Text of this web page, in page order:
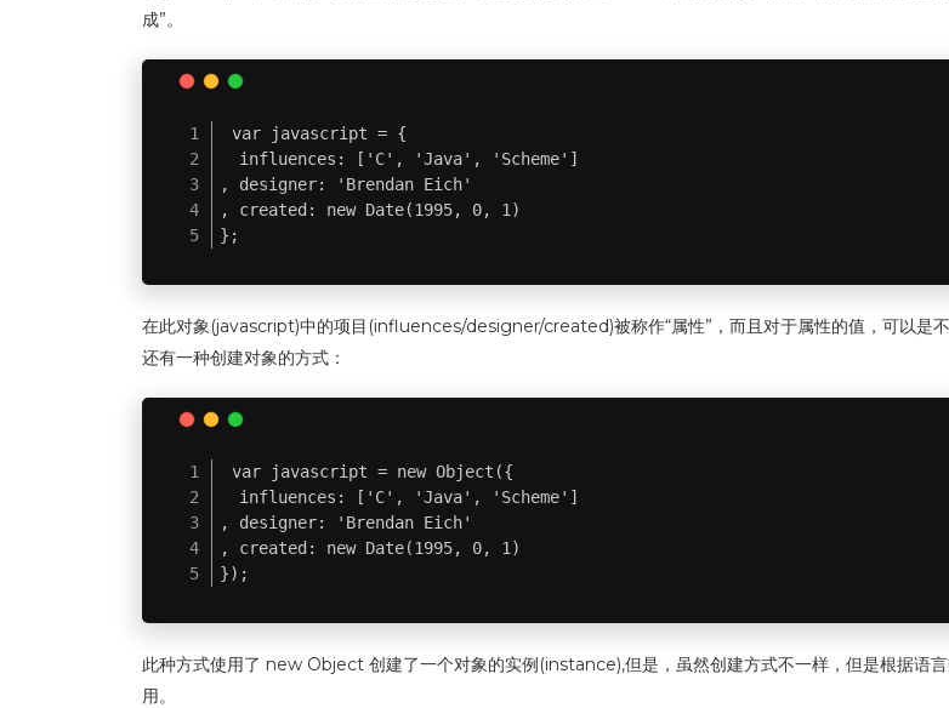
成”。
var javascript = {
  influences: ['C', 'Java', 'Scheme']
, designer: 'Brendan Eich'
, created: new Date(1995, 0, 1)
};
在此对象(javascript)中的项目(influences/designer/created)被称作“属性”，而且对于属性的值，可以是不
还有一种创建对象的方式：
var javascript = new Object({
  influences: ['C', 'Java', 'Scheme']
, designer: 'Brendan Eich'
, created: new Date(1995, 0, 1)
});
此种方式使用了 new Object 创建了一个对象的实例(instance),但是，虽然创建方式不一样，但是根据语
用。